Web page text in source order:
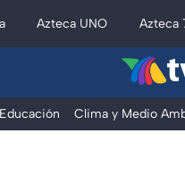
Azteca UNO Azteca
Clima y Medio